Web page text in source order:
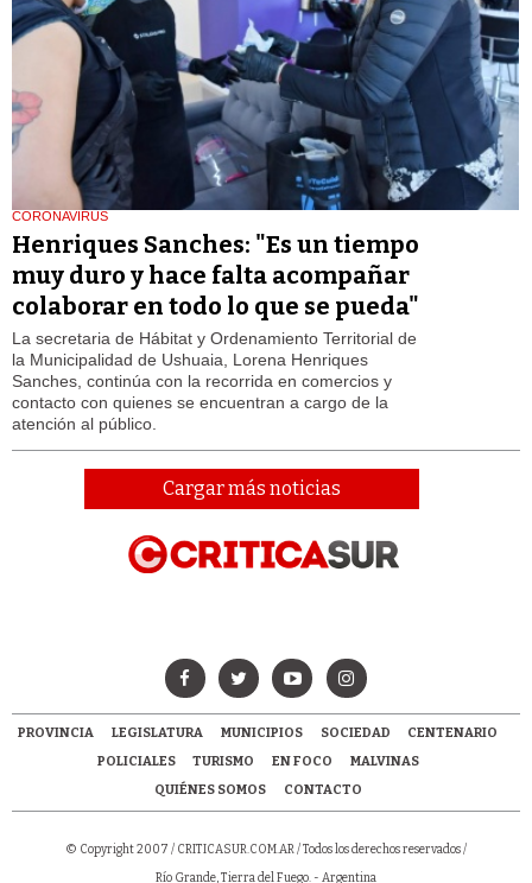
CORONAVIRUS
Henriques Sanches: "Es un tiempo
muy duro y hace falta acompañar
colaborar en todo lo que se pueda"
La secretaria de Hábitat y Ordenamiento Territorial de
la Municipalidad de Ushuaia, Lorena Henriques
Sanches, continúa con la recorrida en comercios y
contacto con quienes se encuentran a cargo de la
atención al público.
Cargar más noticias
PROVINCIA LEGISLATURA MUNICIPIOS SOCIEDAD
CENTENARIO
POLICIALES
TURISMO EN FOCO
MALVINAS
QUIÉNES SOMOS
CONTACTO
© Copyright 2007 / CRITICASUR.COM.AR/ Todos los derechos reservados /
Río Grande, Tierra del Fuego. - Argentina